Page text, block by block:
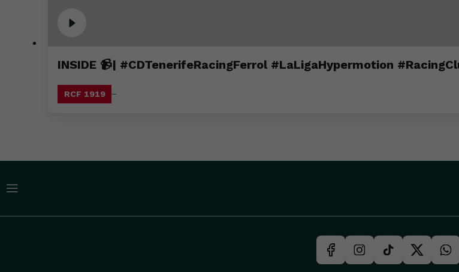
INSIDE 📹| #CDTenerifeRacingFerrol #LaLigaHypermotion
RCF 1919